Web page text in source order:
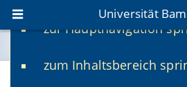
zur Hauptnavigation
zum Inhaltsbereich
Universität
www.uni-